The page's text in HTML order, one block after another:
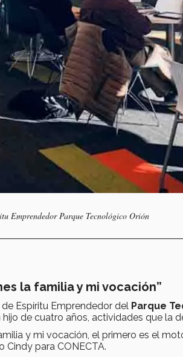
Emprendedor Parque Tecnológico Orión
la familia y mi vocación”
Espíritu Emprendedor del Parque
de cuatro años, actividades que la
y mi vocación, el primero es el
Cindy para CONECTA.